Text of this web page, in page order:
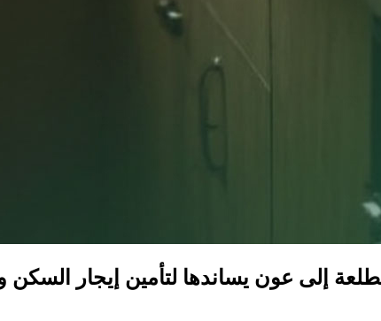
إلى عون يساندها لتأمين إيجار